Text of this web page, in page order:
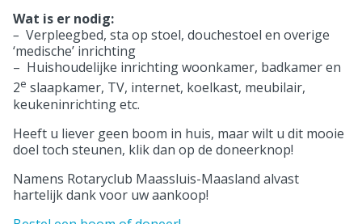
Wat is er nodig:
– Verpleegbed, sta op stoel, douchestoel en overige
‘medische’ inrichting
– Huishoudelijke inrichting woonkamer, badkamer en
2e slaapkamer, TV, internet, koelkast, meubilair,
keukeninrichting etc.
Heeft u liever geen boom in huis, maar wilt u dit mooie
doel toch steunen, klik dan op de doneerknop!
Namens Rotaryclub Maassluis-Maasland alvast
hartelijk dank voor uw aankoop!